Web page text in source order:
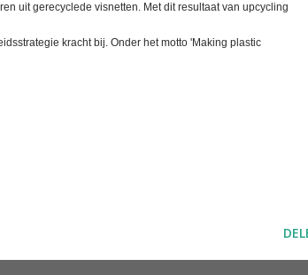
uit gerecyclede visnetten. Met dit resultaat van upcycling
kracht bij. Onder het motto 'Making plastic